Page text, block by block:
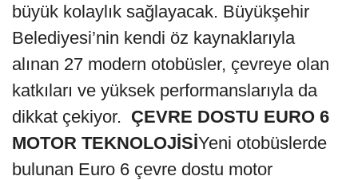
büyük kolaylık sağlayacak. Büyükşehir
Belediyesi’nin kendi öz kaynaklarıyla
alınan 27 modern otobüsler, çevreye olan
katkıları ve yüksek performanslarıyla da
dikkat çekiyor. ÇEVRE DOSTU EURO 6
MOTOR TEKNOLOJİSİYeni otobüslerde
bulunan Euro 6 çevre dostu motor